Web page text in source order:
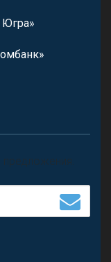
Югра»
предложения.